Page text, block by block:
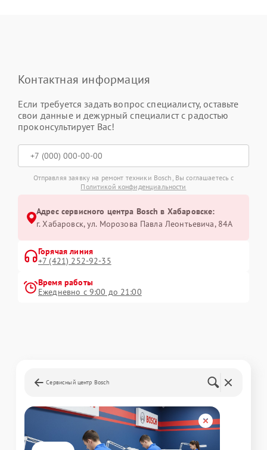
Контактная информация
Если требуется задать вопрос специалисту, оставьте
свои данные и дежурный специалист с радостью
проконсультирует Вас!
Отправляя заявку на ремонт техники Bosch, Вы соглашаетесь с
Политикой конфиденциальности
Адрес сервисного центра Bosch в Хабаровске:
г. Хабаровск, ул. Морозова Павла Леонтьевича, 84А
Горячая линия
+7 (421) 252-92-35
Время работы
Ежедневно с 9:00 до 21:00
Сервисный центр Bosch